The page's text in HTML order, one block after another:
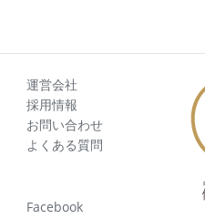
運営会社
採用情報
お問い合わせ
よくある質問
Facebook